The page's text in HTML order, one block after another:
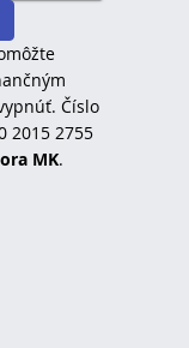
Číslo
2015 2755
MK.